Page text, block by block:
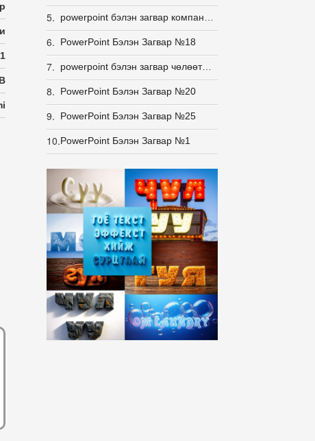
1
5.
6. PowerPoint Бэлэн Загвар №18
7. powerpoint бэлэн загвар чөлөөт загвар
8. PowerPoint Бэлэн Загвар №20
9. PowerPoint Бэлэн Загвар №25
10.PowerPoint Бэлэн Загвар №1